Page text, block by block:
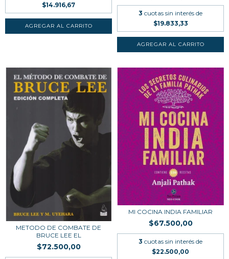
$14.916,67
3 cuotas sin interés de
$19.833,33
METODO DE COMBATE DE
BRUCE LEE EL
$72.500,00
MI COCINA INDIA FAMILIAR
$67.500,00
3 cuotas sin interés de
$22.500,00